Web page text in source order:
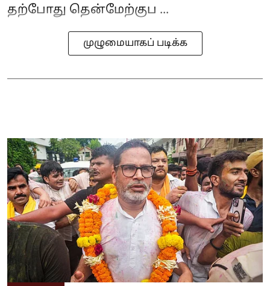
தற்போது தென்மேற்குப ...
முழுமையாகப் படிக்க